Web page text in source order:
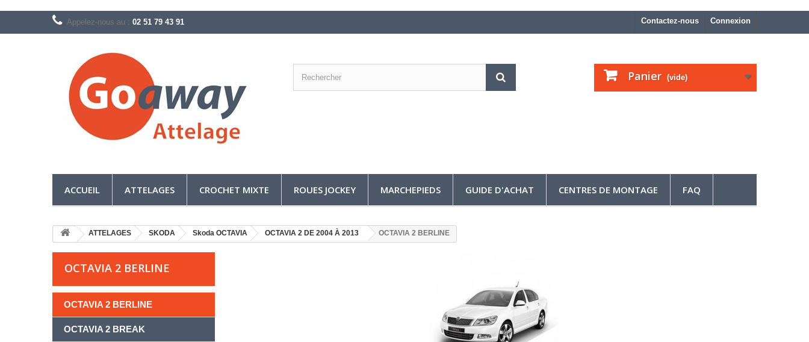
Connexion
Contactez-nous
Appelez-nous au : 02 51 79 43 91
Panier (vide)
ACCUEIL ATTELAGES CROCHET MIXTE ROUES JOCKEY MARCHEPIEDS GUIDE D'ACHAT CENTRES DE MONTAGE FAQ
ATTELAGES SKODA Skoda OCTAVIA OCTAVIA 2 DE 2004 À 2013 OCTAVIA 2 BERLINE
OCTAVIA 2 BERLINE
OCTAVIA 2 BERLINE
OCTAVIA 2 BREAK